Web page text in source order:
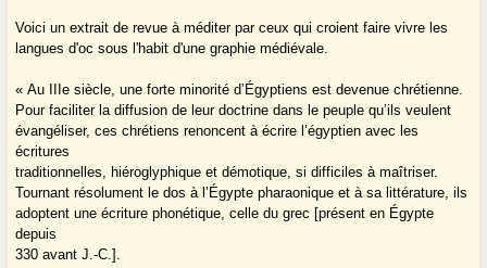
Voici un extrait de revue à méditer par ceux qui croient faire vivre les
langues d'oc sous l'habit d'une graphie médiévale.
« Au IIIe siècle, une forte minorité d’Égyptiens est devenue chrétienne.
Pour faciliter la diffusion de leur doctrine dans le peuple qu’ils veulent
évangéliser, ces chrétiens renoncent à écrire l’égyptien avec les
écritures
traditionnelles, hiéroglyphique et démotique, si difficiles à maîtriser.
Tournant résolument le dos à l’Égypte pharaonique et à sa littérature, ils
adoptent une écriture phonétique, celle du grec [présent en Égypte
depuis
330 avant J.-C.].